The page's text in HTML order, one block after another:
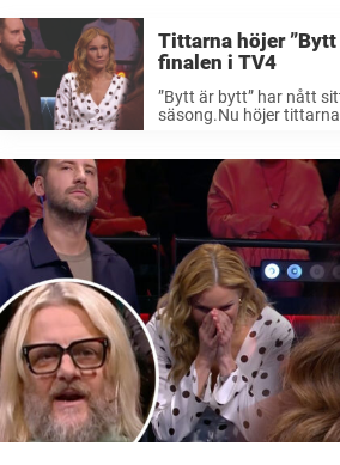
Tittarna höjer
finalen i TV4
”Bytt är bytt” har nått
säsong.Nu höjer
succé ”Bytt är bytt”